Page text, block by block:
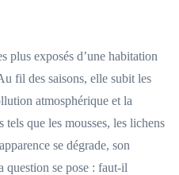
plus exposés d’une habitation
fil des saisons, elle subit les
atmosphérique et la
que les mousses, les lichens
se dégrade, son
question se pose : faut-il